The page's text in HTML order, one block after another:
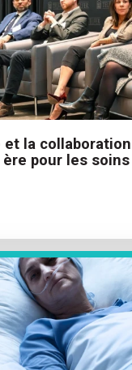
et la
pour les